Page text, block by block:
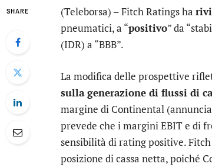
SHARE (Teleborsa) – Fitch Ratings ha
pneumatici, a “positivo” da
(IDR) a “BBB”.
La modifica delle prospettive
sulla generazione di flussi di
margine di Continental
prevede che i margini EBIT e di
sensibilità di rating positive.
posizione di cassa netta, poiché